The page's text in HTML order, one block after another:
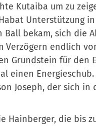
Kutaiba um zu
Unterstützung
bekam, sich die
Verzögern endlich
Grundstein für den
einen
Joseph, der sich
Hainberger, die bis